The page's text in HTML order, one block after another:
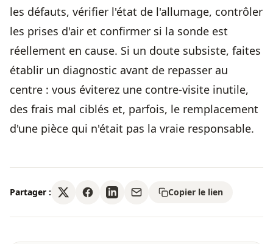
les défauts, vérifier l'état de l'allumage, contrôler
les prises d'air et confirmer si la sonde est
réellement en cause. Si un doute subsiste, faites
établir un diagnostic avant de repasser au
centre : vous éviterez une contre-visite inutile,
des frais mal ciblés et, parfois, le remplacement
d'une pièce qui n'était pas la vraie responsable.
Partager : Copier le lien